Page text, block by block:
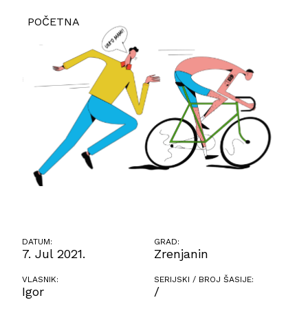
POČETNA
DATUM:
7. Jul 2021.
GRAD:
Zrenjanin
VLASNIK:
Igor
SERIJSKI / BROJ ŠASIJE:
/